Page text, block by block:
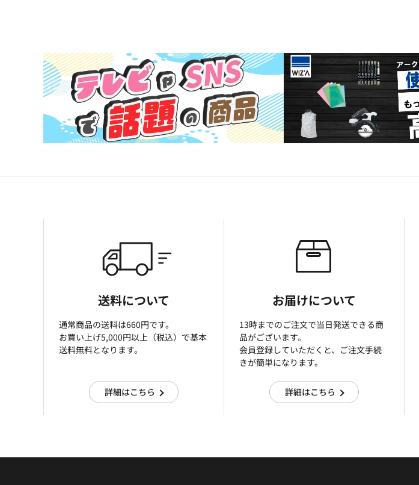
送料について
通常商品の送料は660円です。
お買い上げ5,000円以上（税込）で基本
送料無料となります。
詳細はこちら
お届けについて
13時までのご注文で当日発送できる商
品がございます。
会員登録していただくと、ご注文手続
きが簡単になります。
詳細はこちら